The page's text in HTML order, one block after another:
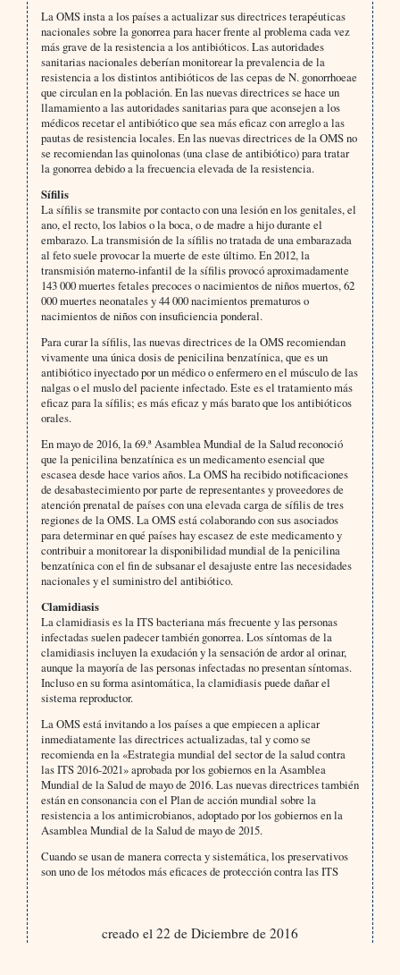
La OMS insta a los países a actualizar sus directrices terapéuticas
nacionales sobre la gonorrea para hacer frente al problema cada vez
más grave de la resistencia a los antibióticos. Las autoridades
sanitarias nacionales deberían monitorear la prevalencia de la
resistencia a los distintos antibióticos de las cepas de N. gonorrhoeae
que circulan en la población. En las nuevas directrices se hace un
llamamiento a las autoridades sanitarias para que aconsejen a los
médicos recetar el antibiótico que sea más eficaz con arreglo a las
pautas de resistencia locales. En las nuevas directrices de la OMS no
se recomiendan las quinolonas (una clase de antibiótico) para tratar
la gonorrea debido a la frecuencia elevada de la resistencia.
Sífilis
La sífilis se transmite por contacto con una lesión en los genitales, el
ano, el recto, los labios o la boca, o de madre a hijo durante el
embarazo. La transmisión de la sífilis no tratada de una embarazada
al feto suele provocar la muerte de este último. En 2012, la
transmisión materno-infantil de la sífilis provocó aproximadamente
143 000 muertes fetales precoces o nacimientos de niños muertos, 62
000 muertes neonatales y 44 000 nacimientos prematuros o
nacimientos de niños con insuficiencia ponderal.
Para curar la sífilis, las nuevas directrices de la OMS recomiendan
vivamente una única dosis de penicilina benzatínica, que es un
antibiótico inyectado por un médico o enfermero en el músculo de las
nalgas o el muslo del paciente infectado. Este es el tratamiento más
eficaz para la sífilis; es más eficaz y más barato que los antibióticos
orales.
En mayo de 2016, la 69.ª Asamblea Mundial de la Salud reconoció
que la penicilina benzatínica es un medicamento esencial que
escasea desde hace varios años. La OMS ha recibido notificaciones
de desabastecimiento por parte de representantes y proveedores de
atención prenatal de países con una elevada carga de sífilis de tres
regiones de la OMS. La OMS está colaborando con sus asociados
para determinar en qué países hay escasez de este medicamento y
contribuir a monitorear la disponibilidad mundial de la penicilina
benzatínica con el fin de subsanar el desajuste entre las necesidades
nacionales y el suministro del antibiótico.
Clamidiasis
La clamidiasis es la ITS bacteriana más frecuente y las personas
infectadas suelen padecer también gonorrea. Los síntomas de la
clamidiasis incluyen la exudación y la sensación de ardor al orinar,
aunque la mayoría de las personas infectadas no presentan síntomas.
Incluso en su forma asintomática, la clamidiasis puede dañar el
sistema reproductor.
La OMS está invitando a los países a que empiecen a aplicar
inmediatamente las directrices actualizadas, tal y como se
recomienda en la «Estrategia mundial del sector de la salud contra
las ITS 2016-2021» aprobada por los gobiernos en la Asamblea
Mundial de la Salud de mayo de 2016. Las nuevas directrices también
están en consonancia con el Plan de acción mundial sobre la
resistencia a los antimicrobianos, adoptado por los gobiernos en la
Asamblea Mundial de la Salud de mayo de 2015.
Cuando se usan de manera correcta y sistemática, los preservativos
son uno de los métodos más eficaces de protección contra las ITS
creado el 22 de Diciembre de 2016